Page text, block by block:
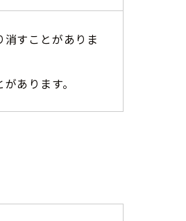
すことがありま
あります。